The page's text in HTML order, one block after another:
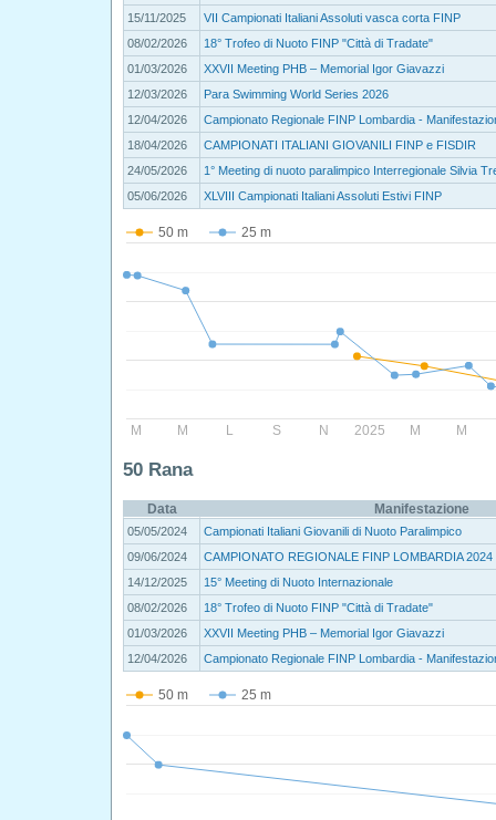
15/11/2025
VII Campionati Italiani Assoluti vasca corta FINP
08/02/2026
18° Trofeo di Nuoto FINP "Città di Tradate"
01/03/2026
XXVII Meeting PHB – Memorial Igor Giavazzi
12/03/2026
Para Swimming World Series 2026
12/04/2026
Campionato Regionale FINP Lombardia -
18/04/2026
CAMPIONATI ITALIANI GIOVANILI FINP e FISDIR
24/05/2026
1° Meeting di nuoto paralimpico Interregionale Silvia
05/06/2026
XLVIII Campionati Italiani Assoluti Estivi FINP
50 m 25 m
2025
M M L S N M M
50 Rana
Data Manifestazione
05/05/2024
Campionati Italiani Giovanili di Nuoto Paralimpico
09/06/2024
CAMPIONATO REGIONALE FINP LOMBARDIA 2024
14/12/2025
15° Meeting di Nuoto Internazionale
08/02/2026
18° Trofeo di Nuoto FINP "Città di Tradate"
01/03/2026
XXVII Meeting PHB – Memorial Igor Giavazzi
12/04/2026
Campionato Regionale FINP Lombardia -
50 m 25 m